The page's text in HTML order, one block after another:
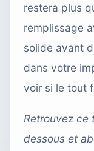
restera plus
remplissage
solide avant
dans votre
voir si le tout
Retrouvez ce
dessous et